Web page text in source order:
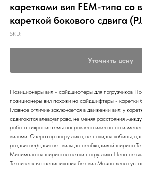
каретками вил FEM-типа со
кареткой бокового сдвига
SKU:
Уточнить цену
Позиционеры вил - сайдшифтеры для погрузчиков
позиционеры вил похожи на сайдшифтеры - каретки
Главное отличие заключается в движении вил: у
сдвигаются влево/вправо, не меняя расстояния
работа гидросистемы направлена именно на
вилами. Оператор погрузчика, не покидая кабины,
раздвигает/сдвигает вилы до необходимой
Минимальная ширина каретки погрузчика Цена не
Техническая спецификация без вил Можно легко